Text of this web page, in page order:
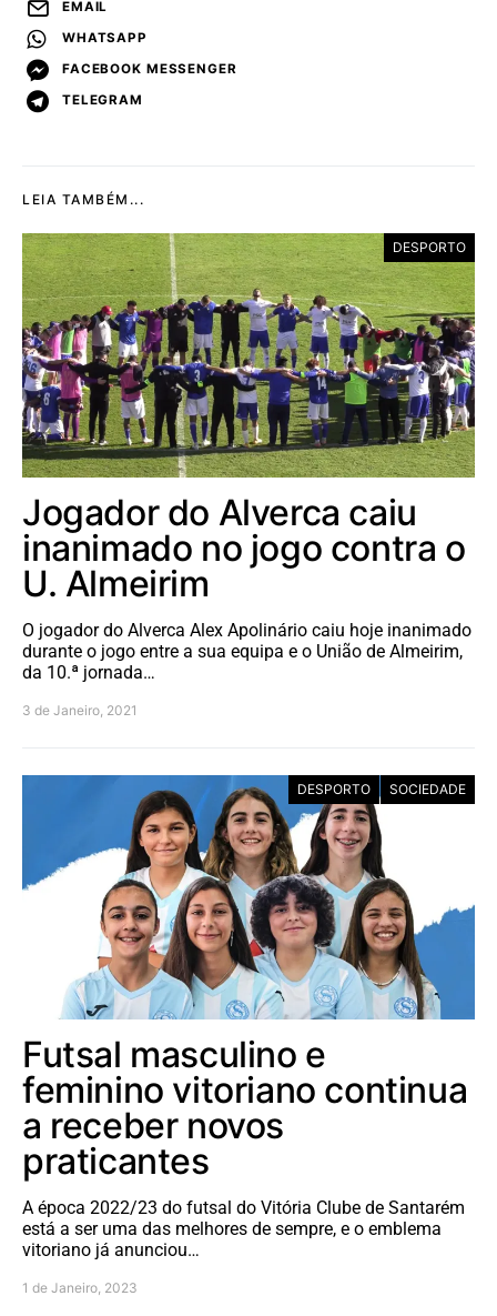
EMAIL
WHATSAPP
FACEBOOK MESSENGER
TELEGRAM
LEIA TAMBÉM...
DESPORTO
Jogador do Alverca caiu
inanimado no jogo contra o
U. Almeirim
O jogador do Alverca Alex Apolinário caiu hoje inanimado
durante o jogo entre a sua equipa e o União de Almeirim,
da 10.ª jornada…
3 de Janeiro, 2021
DESPORTO SOCIEDADE
Futsal masculino e
feminino vitoriano continua
a receber novos
praticantes
A época 2022/23 do futsal do Vitória Clube de Santarém
está a ser uma das melhores de sempre, e o emblema
vitoriano já anunciou…
1 de Janeiro, 2023